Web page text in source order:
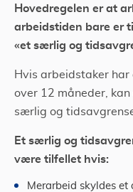
Hovedregelen er at
arbeidstiden bare er
«et særlig og
Hvis arbeidstaker
over 12 måneder,
særlig og
Et særlig og
være tilfellet hvis:
Merarbeid skyldes